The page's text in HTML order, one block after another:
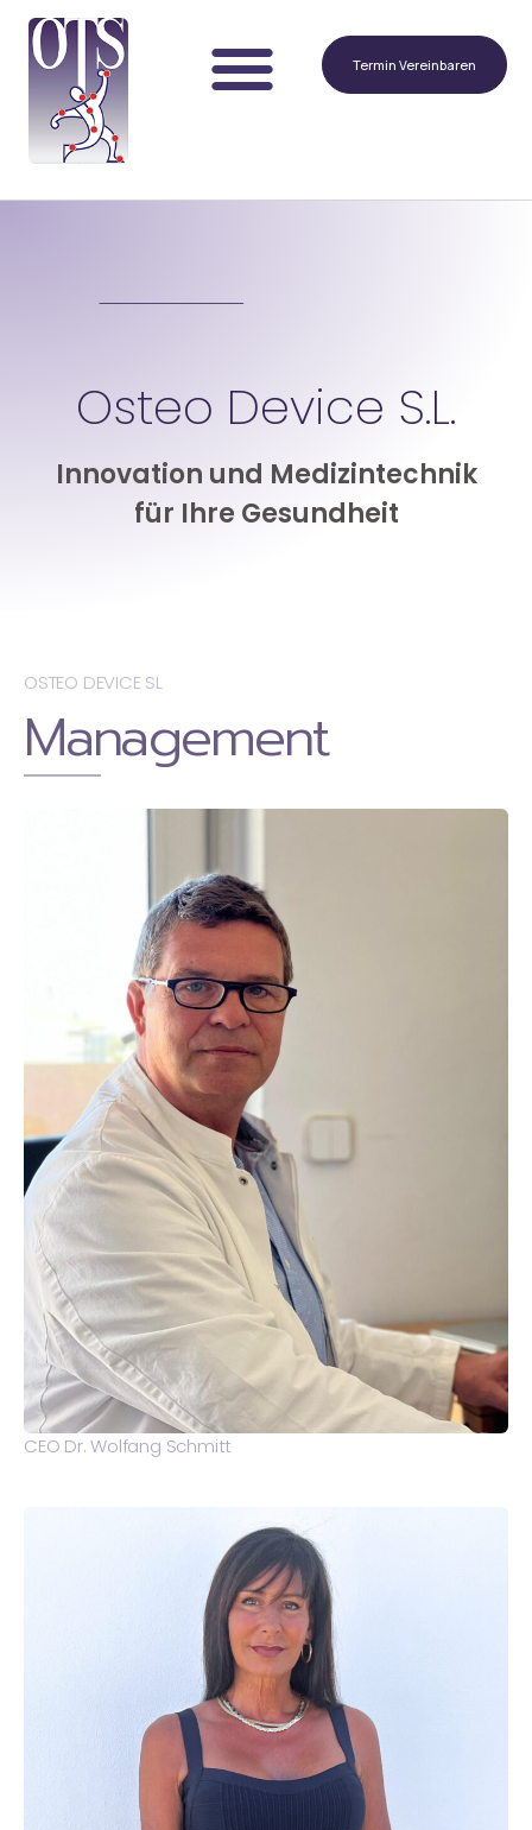
Termin Vereinbaren
Osteo Device S.L.
Innovation und Medizintechnik
für Ihre Gesundheit
OSTEO DEVICE SL
Management
CEO Dr. Wolfang Schmitt